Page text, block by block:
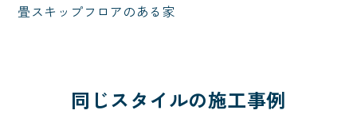
畳スキップフロアのある家
同じスタイルの施工事例